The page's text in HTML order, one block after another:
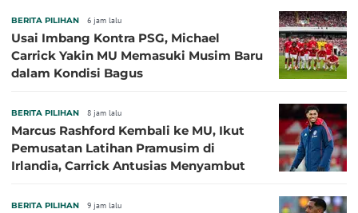
BERITA PILIHAN 6 jam lalu
Usai Imbang Kontra PSG, Michael
Carrick Yakin MU Memasuki Musim Baru
dalam Kondisi Bagus
BERITA PILIHAN 8 jam lalu
Marcus Rashford Kembali ke MU, Ikut
Pemusatan Latihan Pramusim di
Irlandia, Carrick Antusias Menyambut
BERITA PILIHAN 9 jam lalu